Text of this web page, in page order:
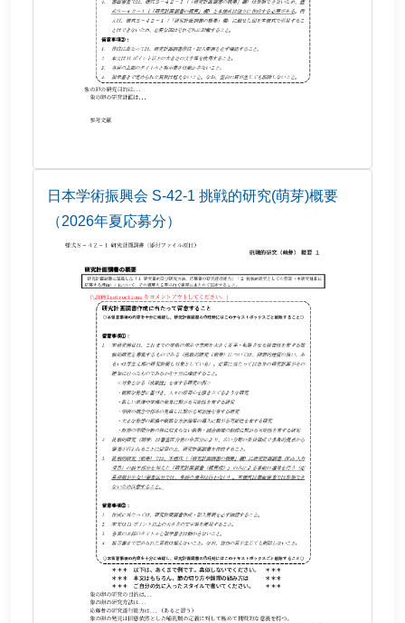
日本学術振興会 S-42-1 挑戦的研究(萌芽)概要
（2026年夏応募分）